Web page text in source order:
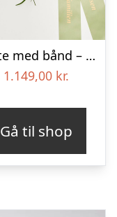
Hjerte med bånd – Floristens kreative valg
1.149,00 kr.
Gå til shop